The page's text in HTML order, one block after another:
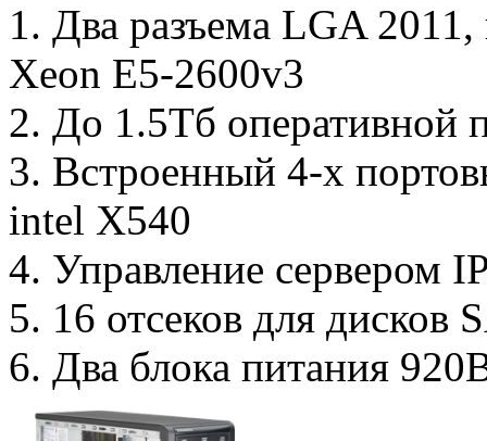
1. Два разъема LGA
Xeon E5-2600v3
2. До 1.5Тб оперативной
3. Встроенный 4-х
intel X540
4. Управление сервером
5. 16 отсеков для дисков
6. Два блока питания